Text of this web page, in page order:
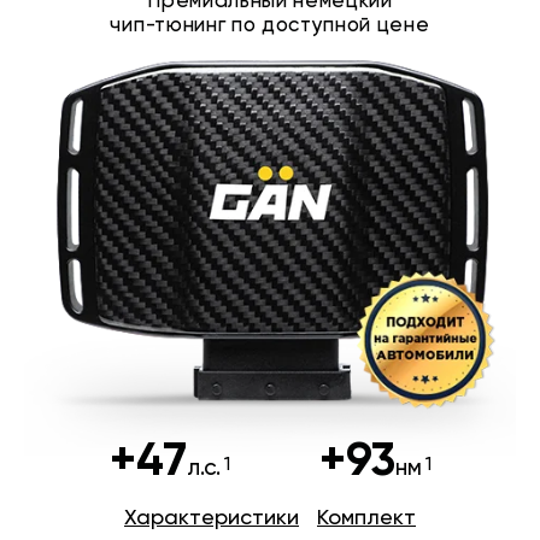
чип-тюнинг по доступной цене
+47л.с. +93нм
Характеристики Комплект